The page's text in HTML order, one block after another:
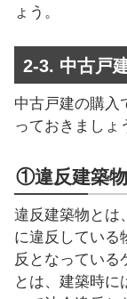
ょう。
2-3. 中古戸
中古戸建の購入
っておきましょ
①違反建築
違反建築物とは
に違反している
反となっている
とは、建築時に